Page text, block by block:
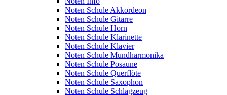
Noten Schule Akkordeon
Noten Schule Gitarre
Noten Schule Horn
Noten Schule Klarinette
Noten Schule Klavier
Noten Schule Mundharmonika
Noten Schule Posaune
Noten Schule Querflöte
Noten Schule Saxophon
Noten Schule Schlagzeug